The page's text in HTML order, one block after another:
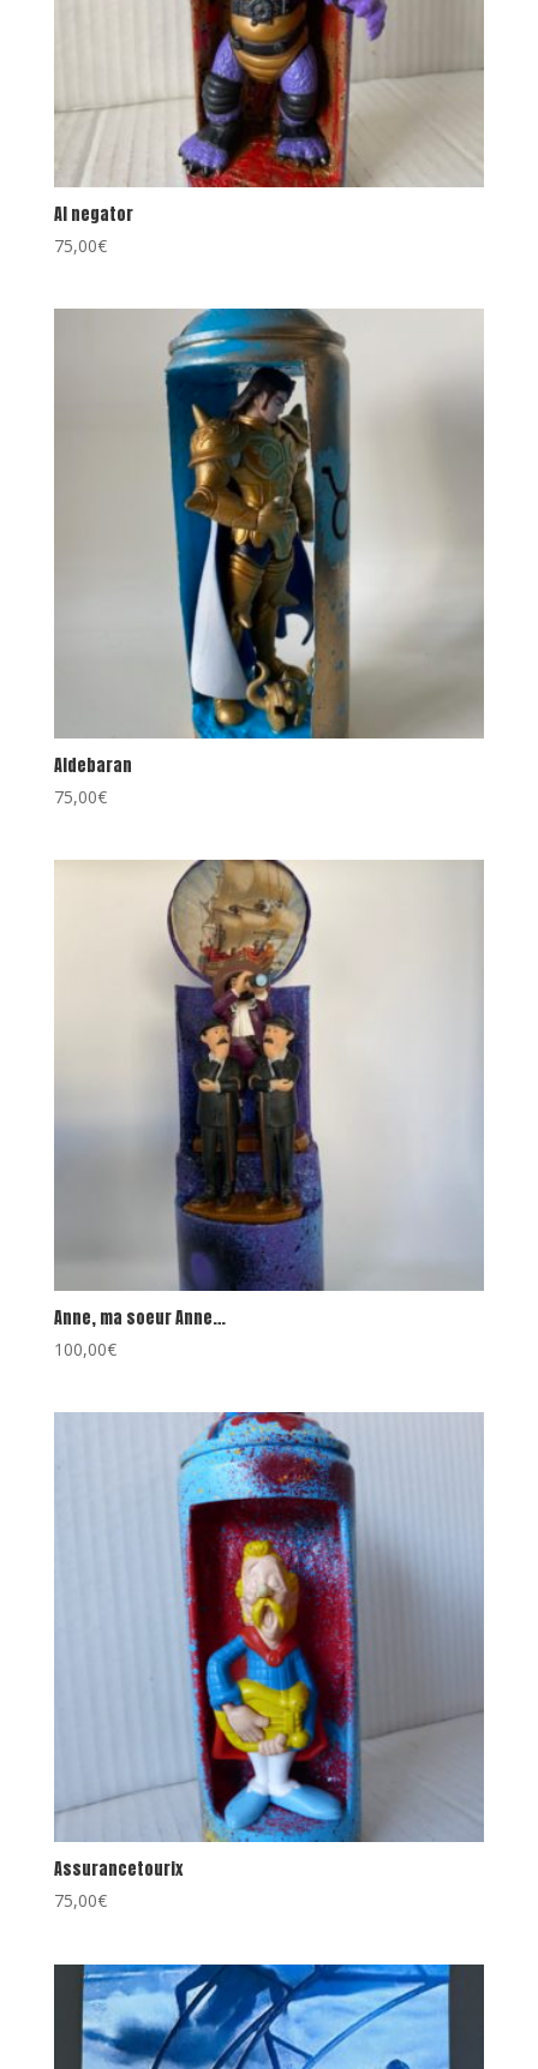
Al negator
75,00€
Aldebaran
75,00€
Anne, ma soeur Anne…
100,00€
Assurancetourix
75,00€